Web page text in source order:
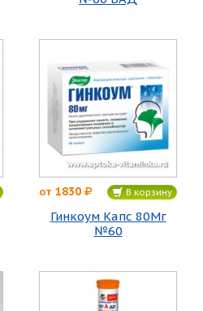
от 1830 В корзину
Гинкоум Капс 80Мг
№60